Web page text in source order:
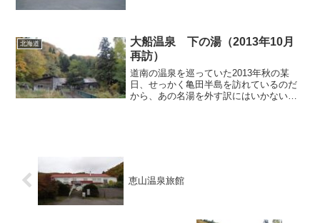
れており、いかにも昭和の...
北海道
大船温泉 下の湯（2013年10月
再訪）
道南の温泉を巡っていた2013年秋の某
日、せっかく亀田半島を訪れているのだ
から、あの名湯を外す訳にはいかないと
恵山温泉旅館